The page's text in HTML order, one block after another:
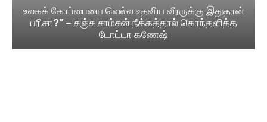
உலகக் கோப்பையை வெல்ல உதவிய வீரருக்கு இதுதான்
பரிசா?” – சஞ்சு சாம்சன் நீக்கத்தால் கொந்தளித்த
டோட்டா கணேஷ்